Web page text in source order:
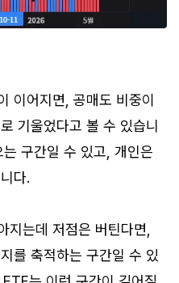
이어지면, 공매도 비중이
기울었다고 볼 수 있습니
구간일 수 있고, 개인은
다.
지는데 저점은 버틴다면,
를 축적하는 구간일 수 있